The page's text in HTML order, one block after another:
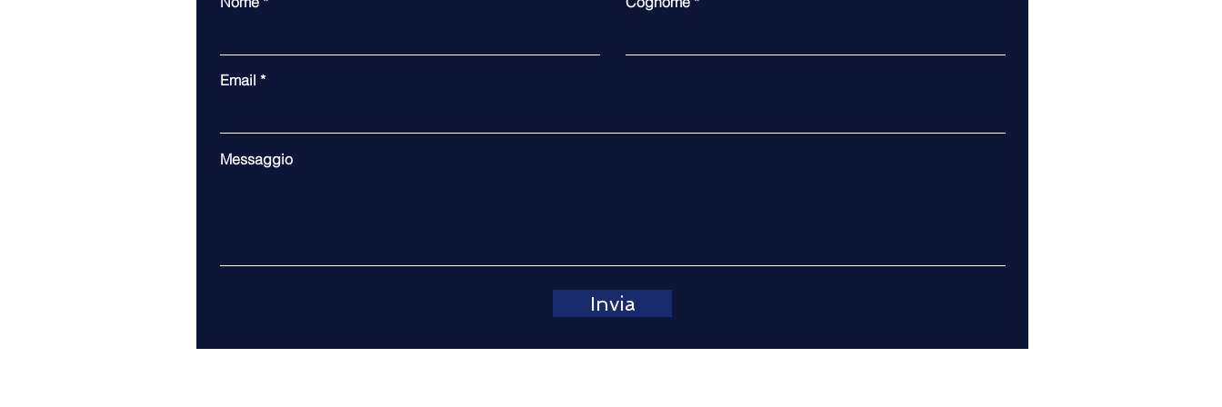
Milano Finanza 13.2.2026
Email
Messaggio
Invia